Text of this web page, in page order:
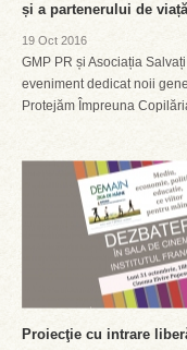
și a partenerului de viață
19 Oct 2016
GMP PR și Asociația
eveniment dedicat noii
Protejăm Împreuna
Proiecţie cu intrare